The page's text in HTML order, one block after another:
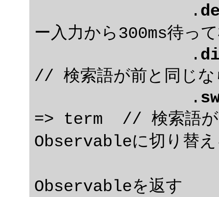
		.
ー入力から300ms待っ
		.
// 検索語が前と同じな
		.
=> term  // 検索語が
Observableに切り替
Observableを返す